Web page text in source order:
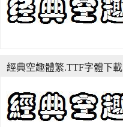
經典空趣體繁.TTF字體下載